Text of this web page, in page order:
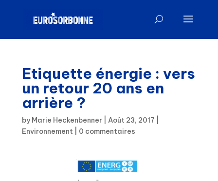
Etiquette énergie : vers
un retour 20 ans en
arrière ?
by Marie Heckenbenner| Août 23, 2017
Environnement
0 commentaires